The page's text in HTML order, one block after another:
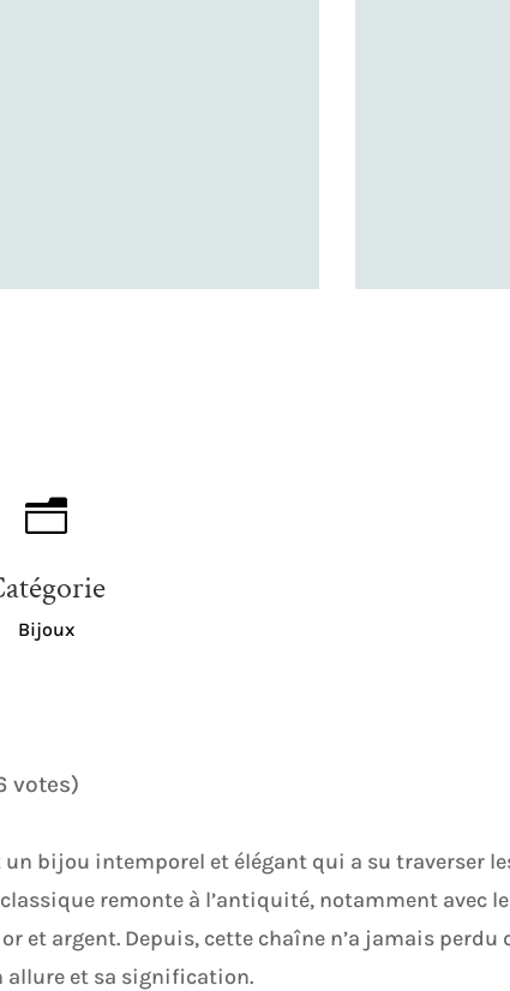
n
Bijoux
votes)
un bijou intemporel et élégant qui a su traverser
remonte à l’antiquité, notamment avec
et argent. Depuis, cette chaîne n’a jamais perdu
allure et sa signification.